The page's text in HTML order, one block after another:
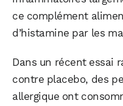
ce complément
d’histamine par les
Dans un récent essai
contre placebo, des
allergique ont